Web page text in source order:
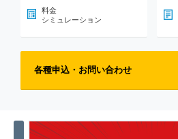
料金
シミュレーション
各種申込・お問い合わせ